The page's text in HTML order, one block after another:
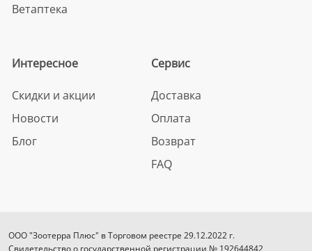
Ветаптека
Интересное
Скидки и акции
Новости
Блог
Сервис
Доставка
Оплата
Возврат
FAQ
ООО "Зоотерра Плюс" в Торговом реестре 29.12.2022 г.
Свидетельство о государственной регистрации № 192644842